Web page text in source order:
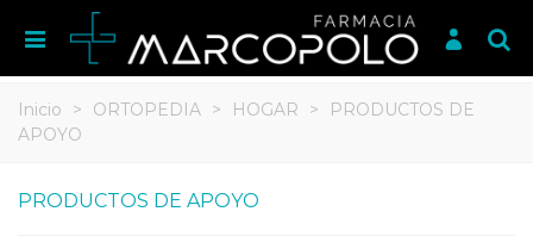
Inicio > ORTOPEDIA > HOGAR >
PRODUCTOS DE
APOYO
PRODUCTOS DE APOYO